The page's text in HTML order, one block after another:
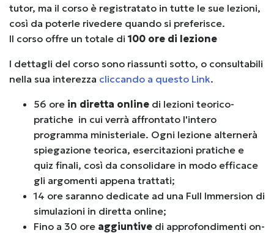
tutor, ma il corso è registratato in tutte le sue lezioni,
così da poterle rivedere quando si preferisce.
Il corso offre un totale di 100 ore di lezione
I dettagli del corso sono riassunti sotto, o consultabili
nella sua interezza cliccando a questo Link.
56 ore in diretta online di lezioni teorico-
pratiche in cui verrà affrontato l'intero
programma ministeriale. Ogni lezione alternerà
spiegazione teorica, esercitazioni pratiche e
quiz finali, così da consolidare in modo efficace
gli argomenti appena trattati;
14 ore saranno dedicate ad una Full Immersion di
simulazioni in diretta online;
Fino a 30 ore aggiuntive di approfondimenti on-